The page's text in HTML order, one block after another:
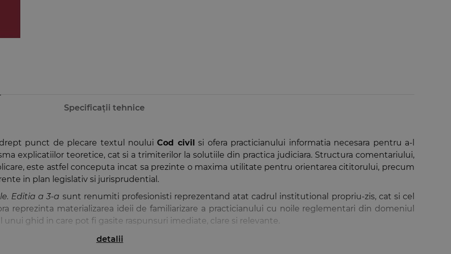
Specificații tehnice
punct de plecare textul nouluiCod civil si ofera practicianului informatia necesara pentru a-l
explicatiilor teoretice, cat si a trimiterilor la solutiile din practica judiciara. Structura comentariului,
este astfel conceputa incat sa prezinte o maxima utilitate pentru orientarea cititorului, precum
in plan legislativ si jurisprudential.
Editia a 3-a sunt renumiti profesionisti reprezentand atat cadrul institutional propriu-zis, cat si cel
reprezinta materializarea ideii de familiarizare a practicianului cu noile reglementari din domeniul
ghid in care pot fi gasite raspunsuri imediate, clare si relevante.
detalii